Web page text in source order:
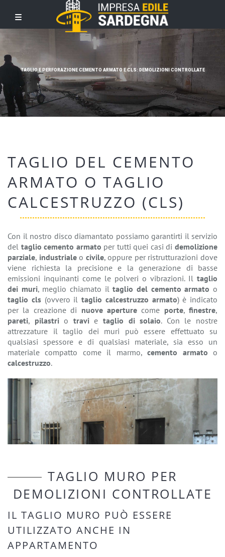
TAGLIO E PERFORAZIONE CEMENTO ARMATO E CLS: DEMOLIZIONI CONTROLLATE
TAGLIO DEL CEMENTO
ARMATO O TAGLIO
CALCESTRUZZO (CLS)
Con il nostro disco diamantato possiamo garantirti il servizio
del taglio cemento armato per tutti quei casi didemolizione
parziale, industrialeo civile, oppure per ristrutturazioni dove
viene richiesta la precisione e la generazione di basse
emissioni inquinanti come le polveri o vibrazioni. Il taglio
dei muri, meglio chiamato iltaglio del cemento armato o
taglio cls(ovvero il taglio calcestruzzo armato) è indicato
per la creazione di nuove aperturecome porte, finestre,
pareti, pilastrio travietaglio di solaio. Con le nostre
attrezzature il taglio dei muri può essere effettuato su
qualsiasi spessore e di qualsiasi materiale, sia esso un
materiale compatto come il marmo,cemento armato o
calcestruzzo.
TAGLIO MURO PER
DEMOLIZIONI CONTROLLATE
IL TAGLIO MURO PUÒ ESSERE
UTILIZZATO ANCHE IN
APPARTAMENTO